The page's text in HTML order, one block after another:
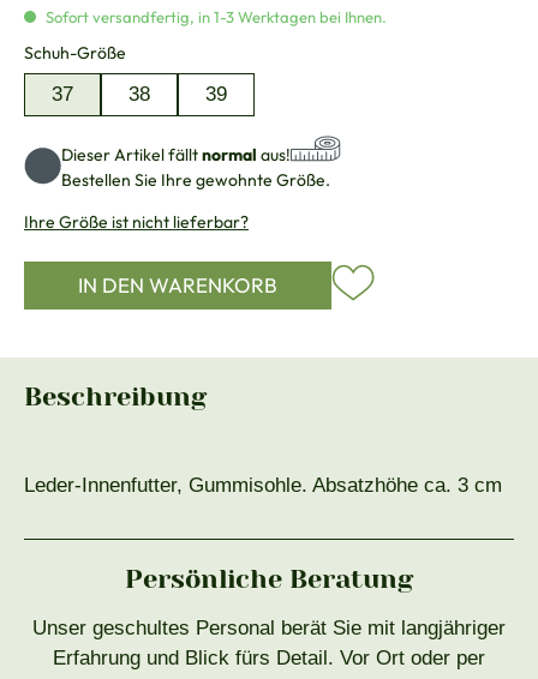
Sofort versandfertig, in 1-3 Werktagen bei Ihnen.
Schuh-Größe
37 38 39
Dieser Artikel fälltnormal aus!
Bestellen Sie Ihre gewohnte Größe.
Ihre Größe ist nicht lieferbar?
IN DEN WARENKORB
Beschreibung
Leder-Innenfutter, Gummisohle. Absatzhöhe ca. 3 cm
Persönliche Beratung
Unser geschultes Personal berät Sie mit langjähriger
Erfahrung und Blick fürs Detail. Vor Ort oder per